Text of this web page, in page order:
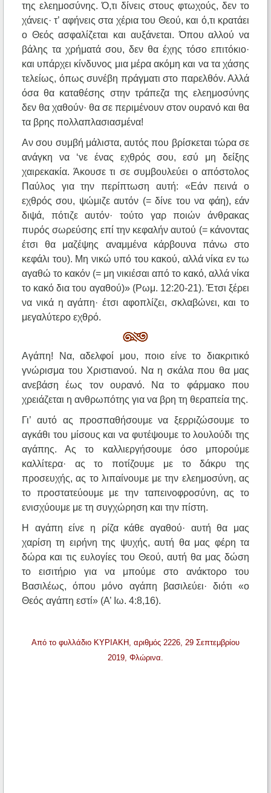
της ελεημοσύνης. Ό,τι δίνεις στους φτωχούς, δεν το
χάνεις· τ’ αφήνεις στα χέρια του Θεού, και ό,τι κρατάει
ο Θεός ασφαλίζεται και αυξάνεται. Όπου αλλού να
βάλης τα χρήματά σου, δεν θα έχης τόσο επιτόκιο·
και υπάρχει κίνδυνος μια μέρα ακόμη και να τα χάσης
τελείως, όπως συνέβη πράγματι στο παρελθόν. Αλλά
όσα θα καταθέσης στην τράπεζα της ελεημοσύνης
δεν θα χαθούν· θα σε περιμένουν στον ουρανό και θα
τα βρης πολλαπλασιασμένα!
Αν σου συμβή μάλιστα, αυτός που βρίσκεται τώρα σε
ανάγκη να ‘νε ένας εχθρός σου, εσύ μη δείξης
χαιρεκακία. Άκουσε τι σε συμβουλεύει ο απόστολος
Παύλος για την περίπτωση αυτή: «Εάν πεινά ο
εχθρός σου, ψώμιζε αυτόν (= δίνε του να φάη), εάν
διψά, πότιζε αυτόν· τούτο γαρ ποιών άνθρακας
πυρός σωρεύσης επί την κεφαλήν αυτού (= κάνοντας
έτσι θα μαζέψης αναμμένα κάρβουνα πάνω στο
κεφάλι του). Μη νικώ υπό του κακού, αλλά νίκα εν τω
αγαθώ το κακόν (= μη νικιέσαι από το κακό, αλλά νίκα
το κακό δια του αγαθού)» (Ρωμ. 12:20-21). Έτσι ξέρει
να νικά η αγάπη· έτσι αφοπλίζει, σκλαβώνει, και το
μεγαλύτερο εχθρό.
Αγάπη! Να, αδελφοί μου, ποιο είνε το διακριτικό
γνώρισμα του Χριστιανού. Να η σκάλα που θα μας
ανεβάση έως τον ουρανό. Να το φάρμακο που
χρειάζεται η ανθρωπότης για να βρη τη θεραπεία της.
Γι’ αυτό ας προσπαθήσουμε να ξερριζώσουμε το
αγκάθι του μίσους και να φυτέψουμε το λουλούδι της
αγάπης. Ας το καλλιεργήσουμε όσο μπορούμε
καλλίτερα· ας το ποτίζουμε με το δάκρυ της
προσευχής, ας το λιπαίνουμε με την ελεημοσύνη, ας
το προστατεύουμε με την ταπεινοφροσύνη, ας το
ενισχύουμε με τη συγχώρηση και την πίστη.
Η αγάπη είνε η ρίζα κάθε αγαθού· αυτή θα μας
χαρίση τη ειρήνη της ψυχής, αυτή θα μας φέρη τα
δώρα και τις ευλογίες του Θεού, αυτή θα μας δώση
το εισιτήριο για να μπούμε στο ανάκτορο του
Βασιλέως, όπου μόνο αγάπη βασιλεύει· διότι «ο
Θεός αγάπη εστί» (Α’ Ιω. 4:8,16).
Από το φυλλάδιο ΚΥΡΙΑΚΗ, αριθμός 2226, 29 Σεπτεμβρίου
2019, Φλώρινα.